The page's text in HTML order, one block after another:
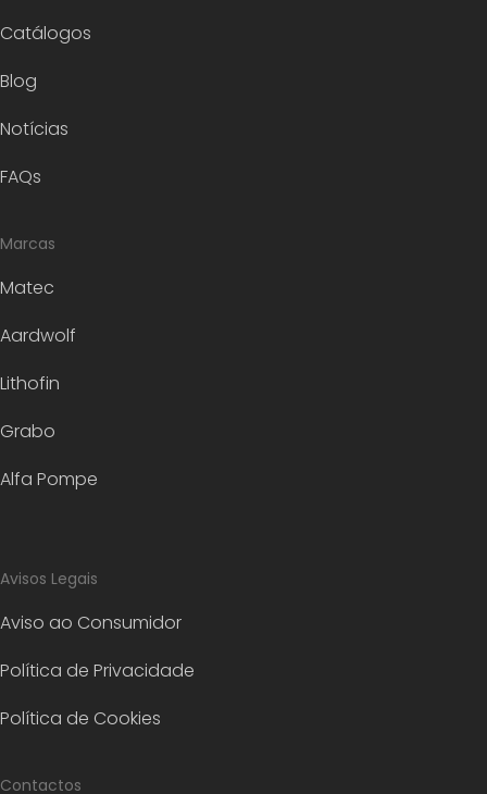
Catálogos
Blog
Notícias
FAQs
Marcas
Matec
Aardwolf
Lithofin
Grabo
Alfa Pompe
Avisos Legais
Aviso ao Consumidor
Política de Privacidade
Política de Cookies
Contactos